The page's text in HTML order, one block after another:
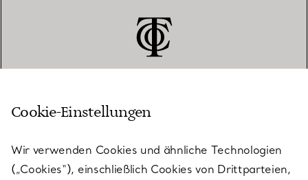
KUNDENSERVICE
SERVICES
Cookie-Einstellungen
Wir verwenden Cookies und ähnliche Technologien
(„Cookies“), einschließlich Cookies von Drittparteien,